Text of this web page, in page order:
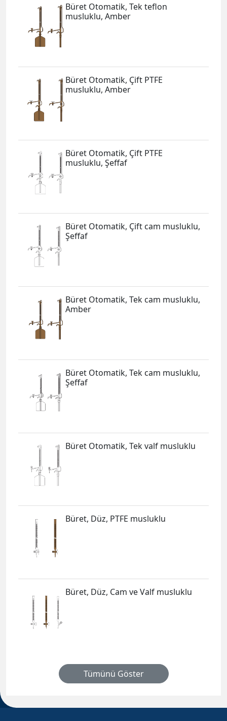
Büret Otomatik, Tek teflon
musluklu, Amber
Büret Otomatik, Çift PTFE
musluklu, Amber
Büret Otomatik, Çift PTFE
musluklu, Şeffaf
Büret Otomatik, Çift cam musluklu,
Şeffaf
Büret Otomatik, Tek cam musluklu,
Amber
Büret Otomatik, Tek cam musluklu,
Şeffaf
Büret Otomatik, Tek valf musluklu
Büret, Düz, PTFE musluklu
Büret, Düz, Cam ve Valf musluklu
Tümünü Göster